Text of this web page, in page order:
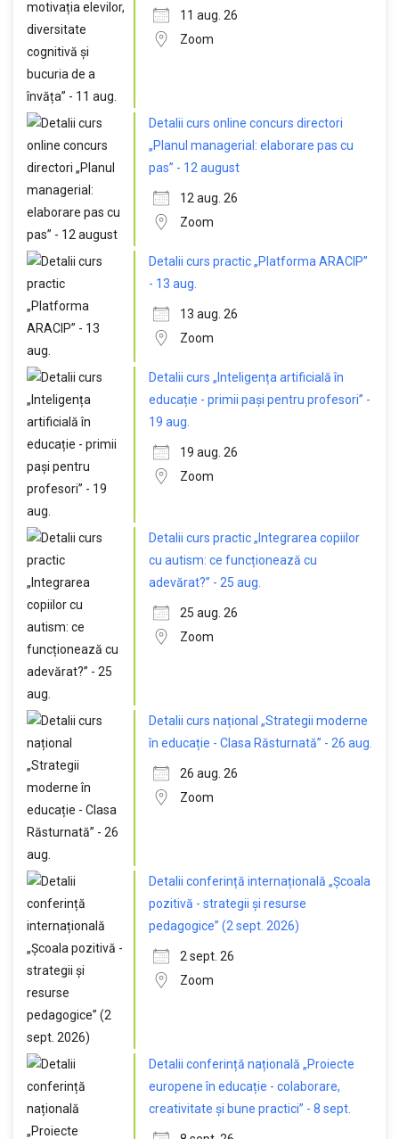
11 aug. 26
Zoom
Detalii curs online concurs directori
„Planul managerial: elaborare pas cu
pas” - 12 august
12 aug. 26
Zoom
Detalii curs practic „Platforma ARACIP”
- 13 aug.
13 aug. 26
Zoom
Detalii curs „Inteligența artificială în
educație - primii pași pentru profesori” -
19 aug.
19 aug. 26
Zoom
Detalii curs practic „Integrarea copiilor
cu autism: ce funcționează cu
adevărat?” - 25 aug.
25 aug. 26
Zoom
Detalii curs național „Strategii moderne
în educație - Clasa Răsturnată” - 26 aug.
26 aug. 26
Zoom
Detalii conferință internațională „Școala
pozitivă - strategii și resurse
pedagogice” (2 sept. 2026)
2 sept. 26
Zoom
Detalii conferință națională „Proiecte
europene în educație - colaborare,
creativitate și bune practici” - 8 sept.